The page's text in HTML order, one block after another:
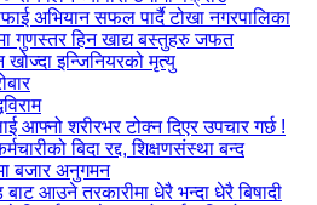
अभियान सफल पार्दै टोखा नगरपालिका
गुणस्तर हिन खाद्य बस्तुहरु जफत
इन्जिनियरको मृत्यु
आफ्नो शरीरभर टोक्न दिएर उपचार गर्छ !
बिदा रद्द, शिक्षणसंस्था बन्द
बजार अनुगमन
बाट आउने तरकारीमा धेरै भन्दा धेरै बिषादी